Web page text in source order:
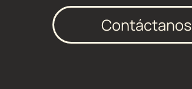
Contáctanos